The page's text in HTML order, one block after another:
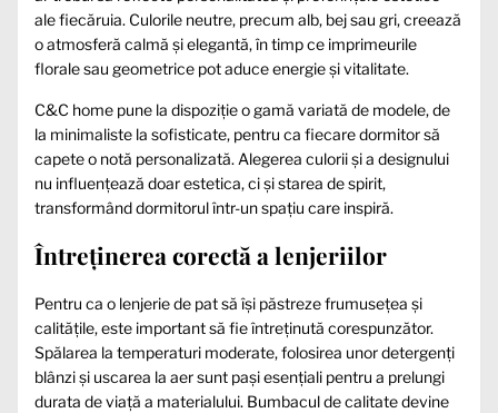
ale fiecăruia. Culorile neutre, precum alb, bej sau gri, creează
o atmosferă calmă și elegantă, în timp ce imprimeurile
florale sau geometrice pot aduce energie și vitalitate.
C&C home pune la dispoziție o gamă variată de modele, de
la minimaliste la sofisticate, pentru ca fiecare dormitor să
capete o notă personalizată. Alegerea culorii și a designului
nu influențează doar estetica, ci și starea de spirit,
transformând dormitorul într-un spațiu care inspiră.
Întreținerea corectă a lenjeriilor
Pentru ca o lenjerie de pat să își păstreze frumusețea și
calitățile, este important să fie întreținută corespunzător.
Spălarea la temperaturi moderate, folosirea unor detergenți
blânzi și uscarea la aer sunt pași esențiali pentru a prelungi
durata de viață a materialului. Bumbacul de calitate devine